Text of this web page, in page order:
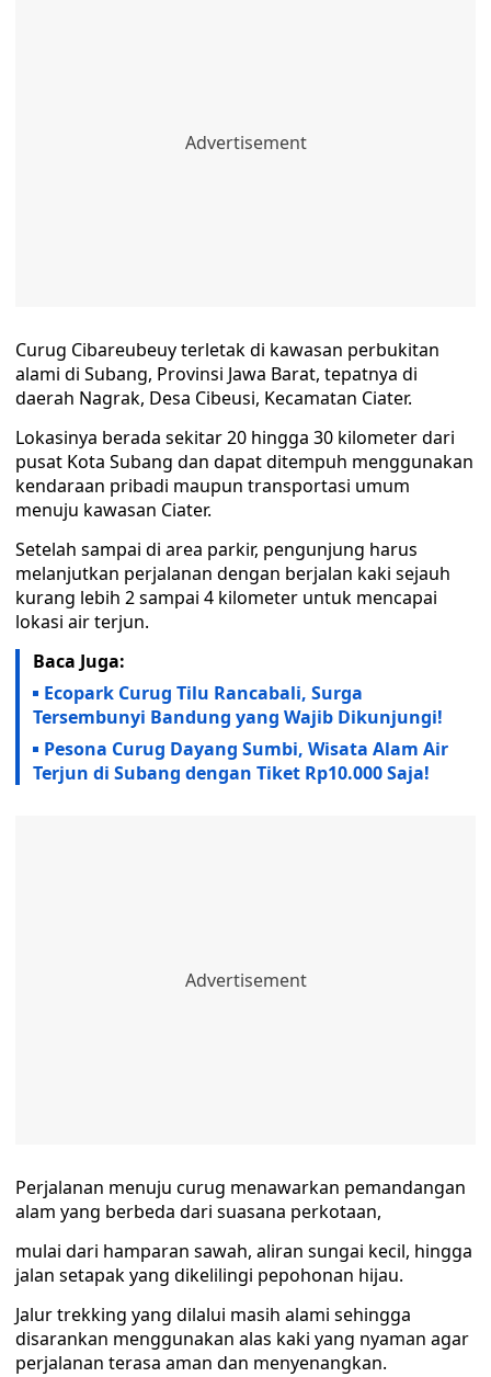
Curug Cibareubeuy terletak di kawasan perbukitan
alami di Subang, Provinsi Jawa Barat, tepatnya di
daerah Nagrak, Desa Cibeusi, Kecamatan Ciater.
Lokasinya berada sekitar 20 hingga 30 kilometer dari
pusat Kota Subang dan dapat ditempuh menggunakan
kendaraan pribadi maupun transportasi umum
menuju kawasan Ciater.
Setelah sampai di area parkir, pengunjung harus
melanjutkan perjalanan dengan berjalan kaki sejauh
kurang lebih 2 sampai 4 kilometer untuk mencapai
lokasi air terjun.
Baca Juga:
Ecopark Curug Tilu Rancabali, Surga
Tersembunyi Bandung yang Wajib Dikunjungi!
Pesona Curug Dayang Sumbi, Wisata Alam Air
Terjun di Subang dengan Tiket Rp10.000 Saja!
Perjalanan menuju curug menawarkan pemandangan
alam yang berbeda dari suasana perkotaan,
mulai dari hamparan sawah, aliran sungai kecil, hingga
jalan setapak yang dikelilingi pepohonan hijau.
Jalur trekking yang dilalui masih alami sehingga
disarankan menggunakan alas kaki yang nyaman agar
perjalanan terasa aman dan menyenangkan.